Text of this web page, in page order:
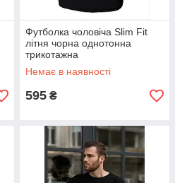
Футболка чоловіча Slim Fit
літня чорна однотонна
трикотажна
Немає в наявності
595 ₴